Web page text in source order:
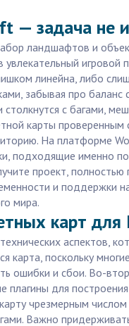
— задача не
ландшафтов и
линейна, либо
забывая про баланс
с багами,
карты проверенным
На платформе
подходящие именно
проект,
и поддержки
мира.
карт
аспектов,
поскольку
ошибки и сбои. Во-
для
чрезмерным
Важно